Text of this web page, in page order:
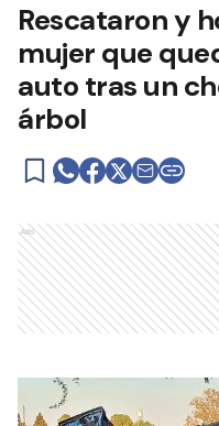
Rescataron y
mujer que
auto tras un
árbol
Ads